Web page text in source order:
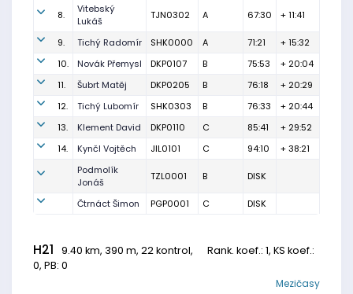
8.
Vitebský
Lukáš
TJN0302 A 67:30 + 11:41
9. Tichý Radomír SHK0000 A 71:21
+ 15:32
10.
Novák Přemysl DKP0107 B 75:53
+ 20:04
11.
Šubrt Matěj DKP0205 B 76:18
+ 20:29
12.
Tichý Lubomír SHK0303 B 76:33
+ 20:44
13.
Klement David DKP0110 C 85:41
+ 29:52
14.
Kynčl Vojtěch JIL0101 C 94:10
+ 38:21
Podmolík
Jonáš
TZL0001 B DISK
Čtrnáct Šimon PGP0001 C DISK
H21 9.40 km, 390 m, 22 kontrol, Rank. koef.: 1, KS koef.:
0, PB: 0
Mezičasy